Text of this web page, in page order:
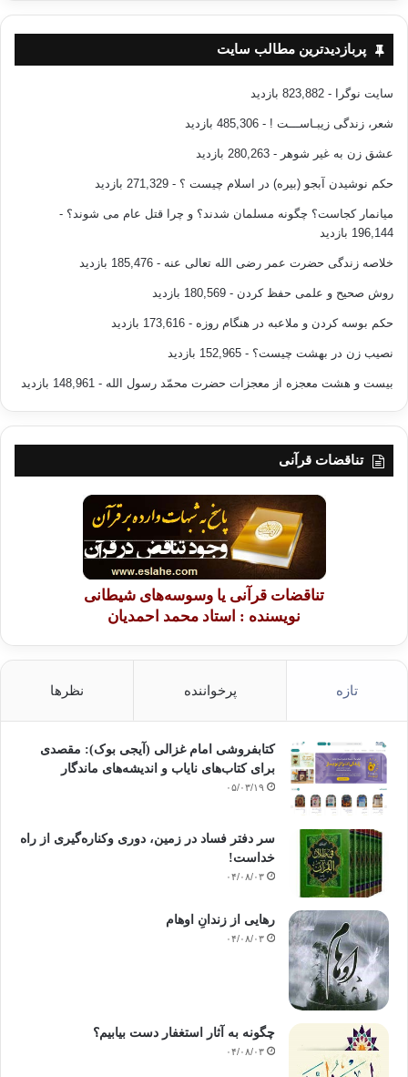
پربازدیدترین مطالب سایت
سایت نوگرا - 823,882 بازدید
شعر، زندگی زیبـاســـت ! - 485,306 بازدید
عشق زن به غیر شوهر - 280,263 بازدید
حکم نوشیدن آبجو (بیره) در اسلام چیست ؟ - 271,329 بازدید
میانمار کجاست؟ چگونه مسلمان شدند؟ و چرا قتل عام می شوند؟ -
196,144 بازدید
خلاصه زندگی حضرت عمر رضی الله تعالی عنه - 185,476 بازدید
روش صحیح و علمی حفظ کردن - 180,569 بازدید
حکم بوسه کردن و ملاعبه در هنگام روزه - 173,616 بازدید
نصیب زن در بهشت چیست؟ - 152,965 بازدید
بیست و هشت معجزه از معجزات حضرت محمّد رسول الله - 148,961 بازدید
تناقضات قرآنی
تناقضات قرآنی یا وسوسه‌های شیطانی
نویسنده : استاد محمد احمدیان
تازه پرخواننده نظرها
کتابفروشی امام غزالی (آیجی بوک): مقصدی
برای کتاب‌های نایاب و اندیشه‌های ماندگار
۰۵/۰۳/۱۹
سر دفتر فساد در زمین‌، دوری وکناره‌گیری از راه
خداست‌!
۰۴/۰۸/۰۳
رهایی از زندانِ اوهام
۰۴/۰۸/۰۳
چگونه به آثار استغفار دست بیابیم؟
۰۴/۰۸/۰۳